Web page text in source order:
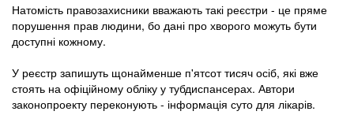
Натомість правозахисники вважають такі реєстри - це пряме
порушення прав людини, бо дані про хворого можуть бути
доступні кожному.
У реєстр запишуть щонайменше п'ятсот тисяч осіб, які вже
стоять на офіційному обліку у тубдиспансерах. Автори
законопроекту переконують - інформація суто для лікарів.